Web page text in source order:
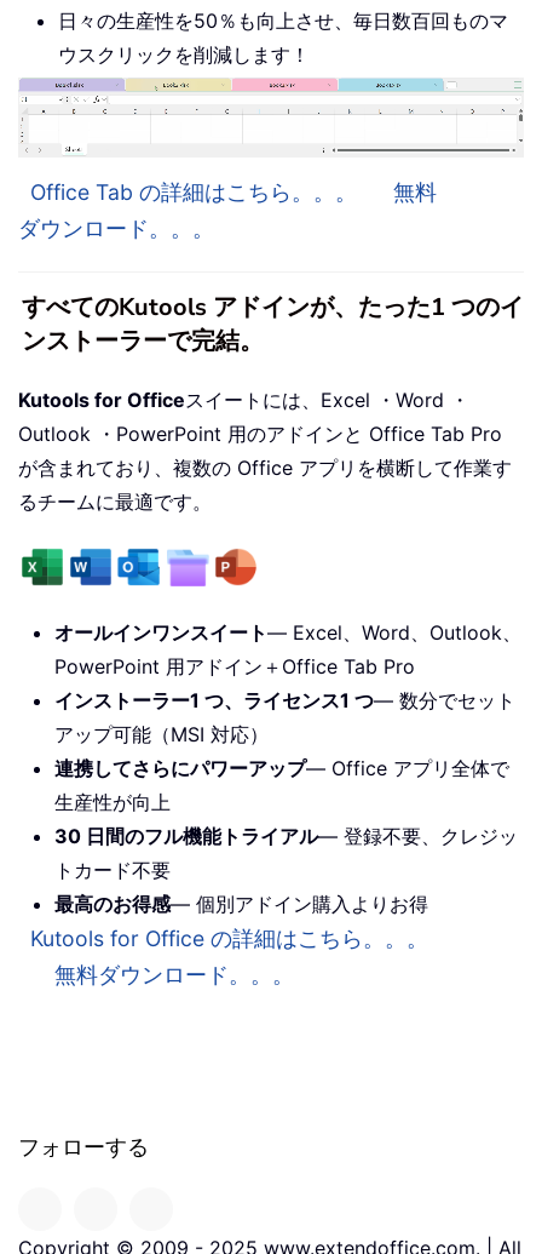
日々の生産性を50％も向上させ、毎日数百回ものマ
ウスクリックを削減します！
Office Tab の詳細はこちら。。。
無料
ダウンロード。。。
すべてのKutools アドインが、たった1 つのイ
ンストーラーで完結。
Kutools for Officeスイートには、Excel ・Word ・
Outlook ・PowerPoint 用のアドインと Office Tab Pro
が含まれており、複数の Office アプリを横断して作業す
るチームに最適です。
オールインワンスイート— Excel、Word、Outlook、
PowerPoint 用アドイン＋Office Tab Pro
インストーラー1 つ、ライセンス1 つ— 数分でセット
アップ可能（MSI 対応）
連携してさらにパワーアップ— Office アプリ全体で
生産性が向上
30 日間のフル機能トライアル— 登録不要、クレジッ
トカード不要
最高のお得感— 個別アドイン購入よりお得
Kutools for Office の詳細はこちら。。。
無料ダウンロード。。。
フォローする
Copyright © 2009 - 2025 www.extendoffice.com. | All